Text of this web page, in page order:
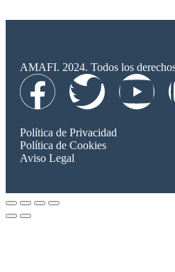
AMAFI. 2024. Todos los
Política de Privacidad
Política de Cookies
Aviso Legal